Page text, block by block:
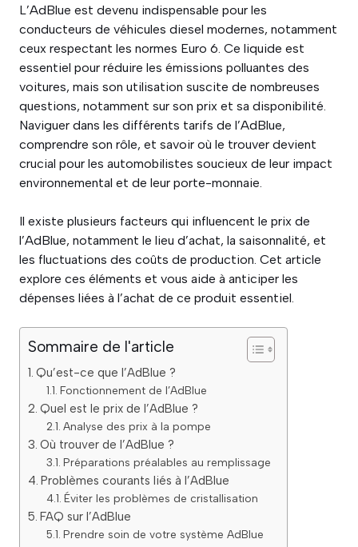
L’AdBlue est devenu indispensable pour les
conducteurs de véhicules diesel modernes, notamment
ceux respectant les normes Euro 6. Ce liquide est
essentiel pour réduire les émissions polluantes des
voitures, mais son utilisation suscite de nombreuses
questions, notamment sur son prix et sa disponibilité.
Naviguer dans les différents tarifs de l’AdBlue,
comprendre son rôle, et savoir où le trouver devient
crucial pour les automobilistes soucieux de leur impact
environnemental et de leur porte-monnaie.
Il existe plusieurs facteurs qui influencent le prix de
l’AdBlue, notamment le lieu d’achat, la saisonnalité, et
les fluctuations des coûts de production. Cet article
explore ces éléments et vous aide à anticiper les
dépenses liées à l’achat de ce produit essentiel.
Sommaire de l'article
Qu’est-ce que l’AdBlue ?
Fonctionnement de l’AdBlue
Quel est le prix de l’AdBlue ?
Analyse des prix à la pompe
Où trouver de l’AdBlue ?
Préparations préalables au remplissage
Problèmes courants liés à l’AdBlue
Éviter les problèmes de cristallisation
FAQ sur l’AdBlue
Prendre soin de votre système AdBlue